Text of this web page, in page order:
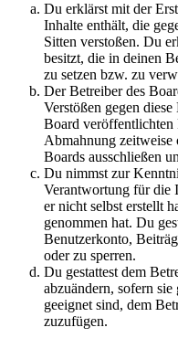
Du erklärst mit der
Inhalte enthält, die
Sitten verstoßen. Du
besitzt, die in deinen
zu setzen bzw. zu
Der Betreiber des
Verstößen gegen
Board veröffentlichten
Abmahnung zeitweise
Boards ausschließen
Du nimmst zur
Verantwortung für die
er nicht selbst erstellt
genommen hat. Du
Benutzerkonto,
oder zu sperren.
Du gestattest dem
abzuändern, sofern
geeignet sind, dem
zuzufügen.